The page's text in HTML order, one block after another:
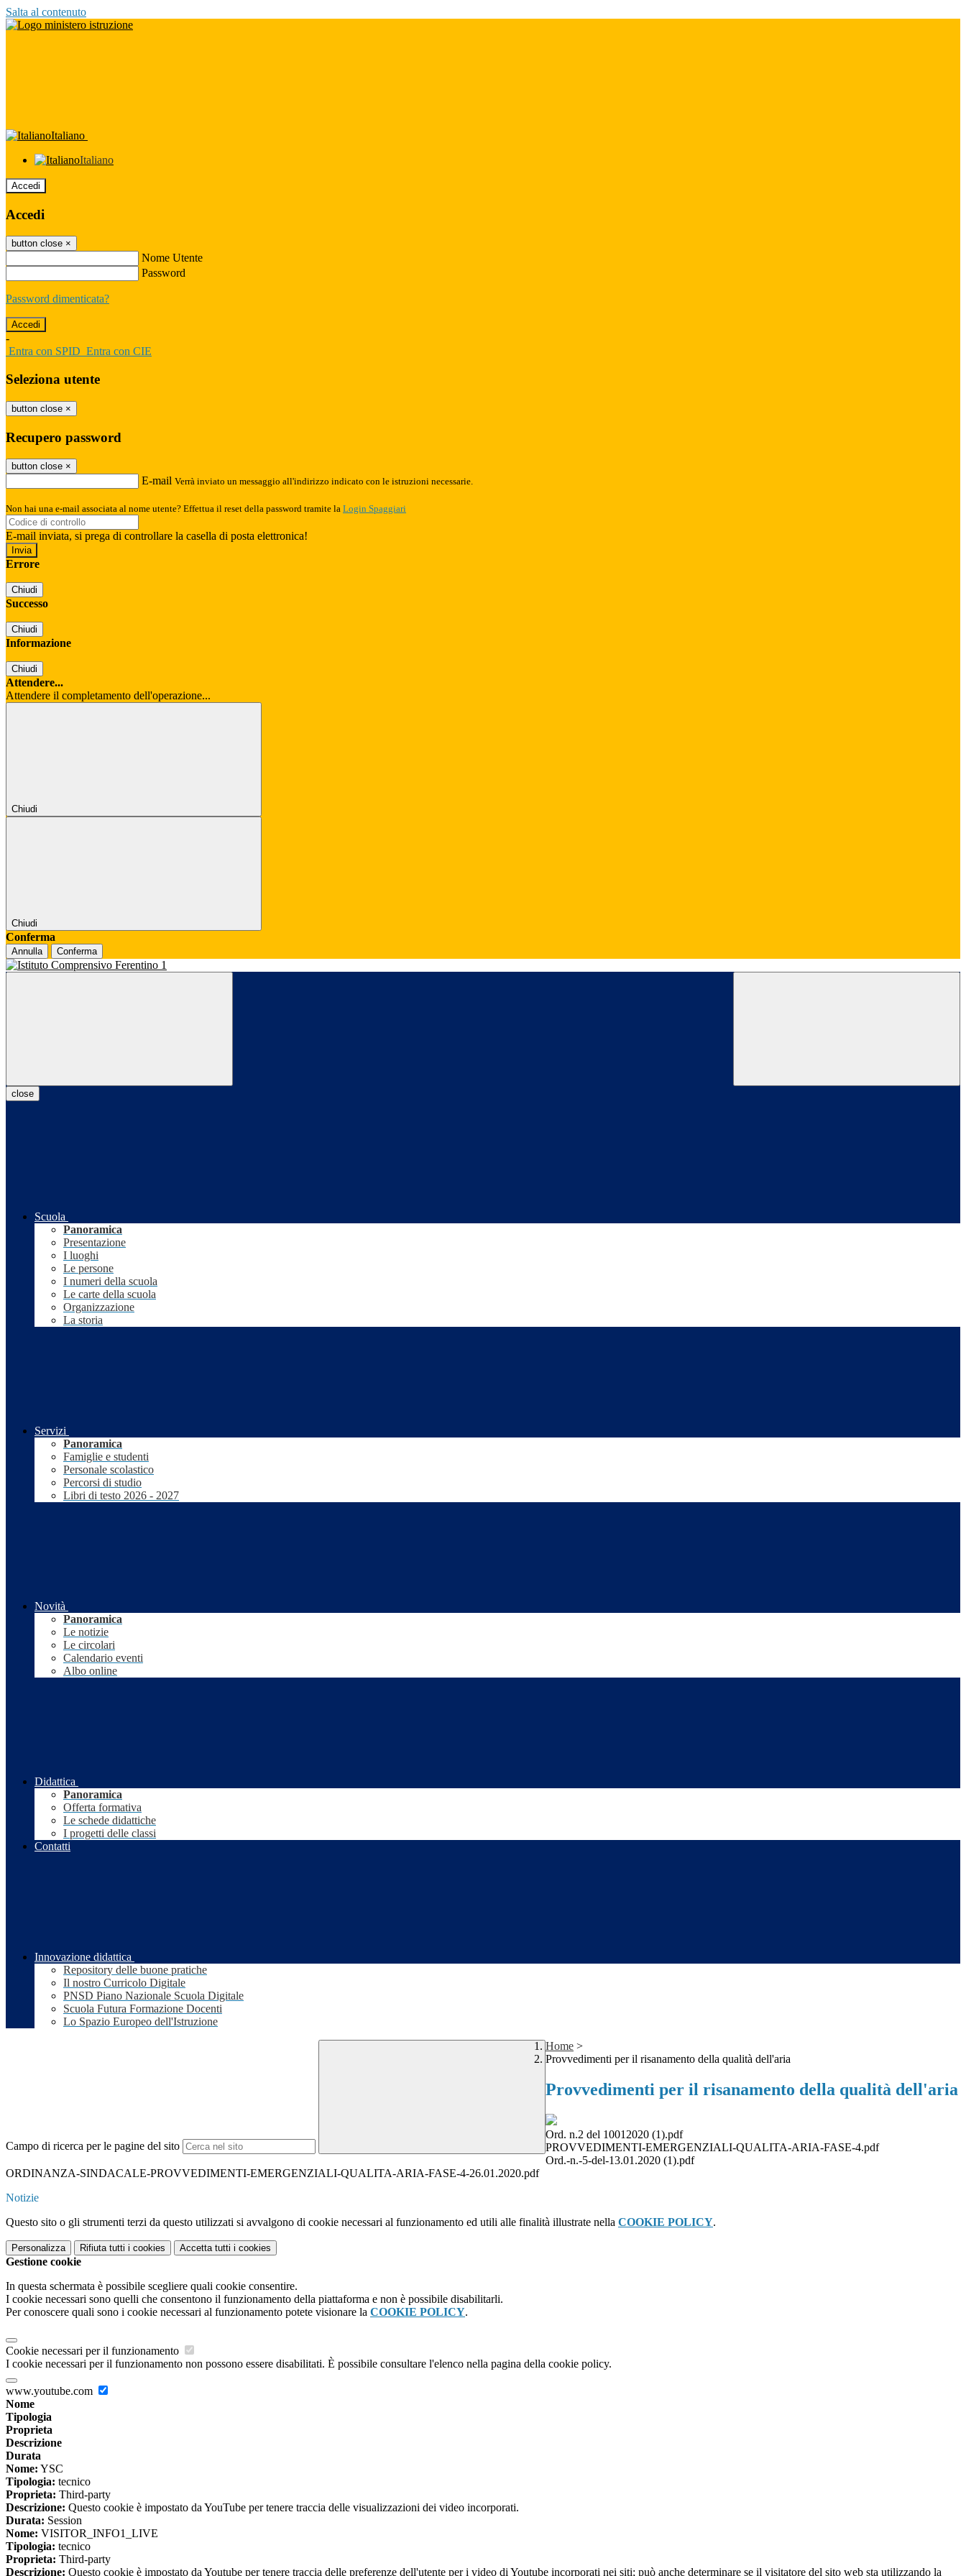
Salta al contenuto
Italiano
Italiano
Accedi
Accedi
button close ×
Nome Utente
Password
Password dimenticata?
-
Entra con SPID Entra con CIE
Seleziona utente
button close ×
Recupero password
button close ×
E-mail Verrà inviato un messaggio all'indirizzo indicato con le istruzioni necessarie.
Non hai una e-mail associata al nome utente? Effettua il reset della password tramite la Login Spaggiari
E-mail inviata, si prega di controllare la casella di posta elettronica!
Errore
Chiudi
Successo
Chiudi
Informazione
Chiudi
Attendere...
Attendere il completamento dell'operazione...
Chiudi
Chiudi
Conferma
Annulla Conferma
close
Scuola
Panoramica
Presentazione
I luoghi
Le persone
I numeri della scuola
Le carte della scuola
Organizzazione
La storia
Servizi
Panoramica
Famiglie e studenti
Personale scolastico
Percorsi di studio
Libri di testo 2026 - 2027
Novità
Panoramica
Le notizie
Le circolari
Calendario eventi
Albo online
Didattica
Panoramica
Offerta formativa
Le schede didattiche
I progetti delle classi
Contatti
Innovazione didattica
Repository delle buone pratiche
Il nostro Curricolo Digitale
PNSD Piano Nazionale Scuola Digitale
Scuola Futura Formazione Docenti
Lo Spazio Europeo dell'Istruzione
Campo di ricerca per le pagine del sito
Home >
Provvedimenti per il risanamento della qualità dell'aria
Provvedimenti per il risanamento della qualità dell'aria
Ord. n.2 del 10012020 (1).pdf
PROVVEDIMENTI-EMERGENZIALI-QUALITA-ARIA-FASE-4.pdf
Ord.-n.-5-del-13.01.2020 (1).pdf
ORDINANZA-SINDACALE-PROVVEDIMENTI-EMERGENZIALI-QUALITA-ARIA-FASE-4-26.01.2020.pdf
Notizie
Questo sito o gli strumenti terzi da questo utilizzati si avvalgono di cookie necessari al funzionamento ed utili alle finalità illustrate nella COOKIE POLICY.
Personalizza Rifiuta tutti i cookies Accetta tutti i cookies
Gestione cookie
In questa schermata è possibile scegliere quali cookie consentire.
I cookie necessari sono quelli che consentono il funzionamento della piattaforma e non è possibile disabilitarli.
Per conoscere quali sono i cookie necessari al funzionamento potete visionare la COOKIE POLICY.
Cookie necessari per il funzionamento
I cookie necessari per il funzionamento non possono essere disabilitati. È possibile consultare l'elenco nella pagina della cookie policy.
www.youtube.com
Nome
Tipologia
Proprieta
Descrizione
Durata
Nome: YSC
Tipologia: tecnico
Proprieta: Third-party
Descrizione: Questo cookie è impostato da YouTube per tenere traccia delle visualizzazioni dei video incorporati.
Durata: Session
Nome: VISITOR_INFO1_LIVE
Tipologia: tecnico
Proprieta: Third-party
Descrizione: Questo cookie è impostato da Youtube per tenere traccia delle preferenze dell'utente per i video di Youtube incorporati nei siti; può anche determinare se il visitatore del sito web sta utilizzando la